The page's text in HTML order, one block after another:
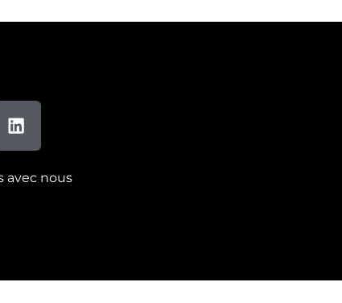
avec nous